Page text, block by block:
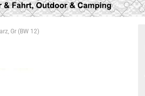
Gr (BW 12)